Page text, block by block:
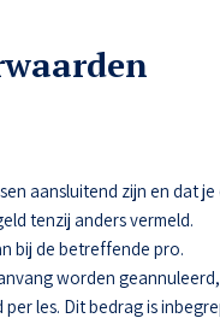
aansluitend zijn en dat
tenzij anders vermeld.
bij de betreffende pro.
worden
les. Dit bedrag is